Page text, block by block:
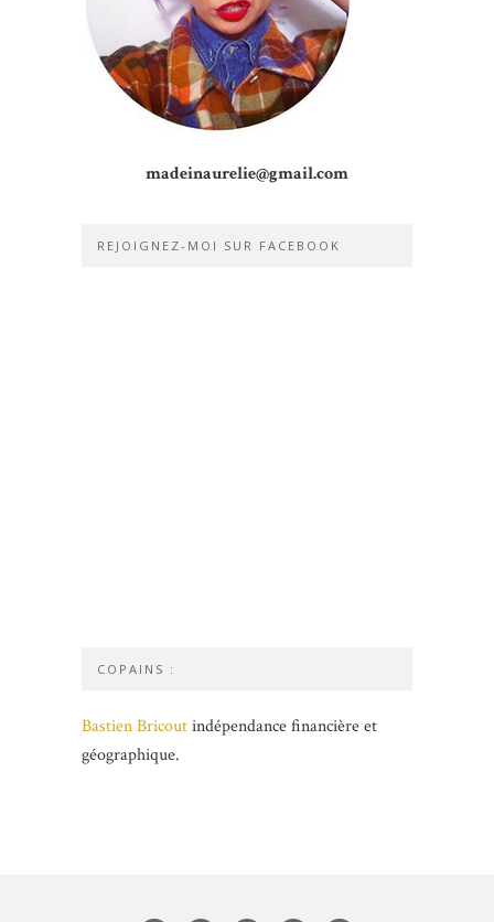
madeinaurelie@gmail.com
REJOIGNEZ-MOI SUR FACEBOOK
COPAINS :
Bastien Bricoutindépendance financière et
géographique.